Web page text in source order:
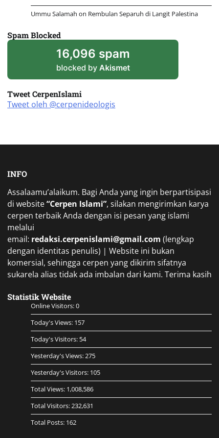
Ummu Salamah on Rembulan Separuh di Langit Palestina
Spam Blocked
16,096 spam
blocked by Akismet
Tweet CerpenIslami
Tweet oleh @cerpenideologis
INFO
Assalaamu’alaikum. Bagi Anda yang ingin berpartisipasi
di website“Cerpen Islami”, silakan mengirimkan karya
cerpen terbaik Anda dengan isi pesan yang islami
melalui
email: redaksi.cerpenislami@gmail.com (lengkap
dengan identitas penulis) | Website ini bukan
komersial, sehingga cerpen yang dikirim sifatnya
sukarela alias tidak ada imbalan dari kami. Terima kasih
Statistik Website
Online Visitors:0
Today's Views: 157
Today's Visitors: 54
Yesterday's Views:275
Yesterday's Visitors: 105
Total Views: 1,008,586
Total Visitors:232,631
Total Posts: 162